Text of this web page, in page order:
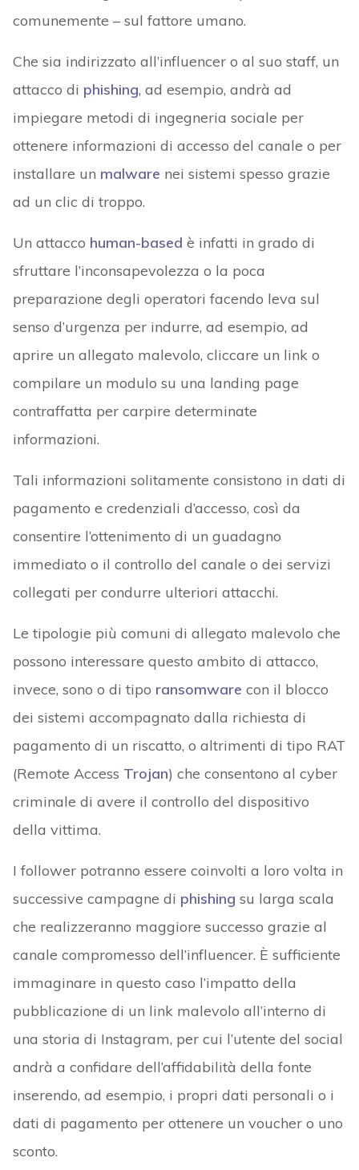
comunemente – sul fattore umano.
Che sia indirizzato all’influencer o al suo staff, un
attacco di phishing, ad esempio, andrà ad
impiegare metodi di ingegneria sociale per
ottenere informazioni di accesso del canale o per
installare un malware nei sistemi spesso grazie
ad un clic di troppo.
Un attacco human-based è infatti in grado di
sfruttare l’inconsapevolezza o la poca
preparazione degli operatori facendo leva sul
senso d’urgenza per indurre, ad esempio, ad
aprire un allegato malevolo, cliccare un link o
compilare un modulo su una landing page
contraffatta per carpire determinate
informazioni.
Tali informazioni solitamente consistono in dati di
pagamento e credenziali d’accesso, così da
consentire l’ottenimento di un guadagno
immediato o il controllo del canale o dei servizi
collegati per condurre ulteriori attacchi.
Le tipologie più comuni di allegato malevolo che
possono interessare questo ambito di attacco,
invece, sono o di tipo ransomware con il blocco
dei sistemi accompagnato dalla richiesta di
pagamento di un riscatto, o altrimenti di tipo RAT
(Remote Access Trojan) che consentono al cyber
criminale di avere il controllo del dispositivo
della vittima.
I follower potranno essere coinvolti a loro volta in
successive campagne di phishing su larga scala
che realizzeranno maggiore successo grazie al
canale compromesso dell’influencer. È sufficiente
immaginare in questo caso l’impatto della
pubblicazione di un link malevolo all’interno di
una storia di Instagram, per cui l’utente del social
andrà a confidare dell’affidabilità della fonte
inserendo, ad esempio, i propri dati personali o i
dati di pagamento per ottenere un voucher o uno
sconto.